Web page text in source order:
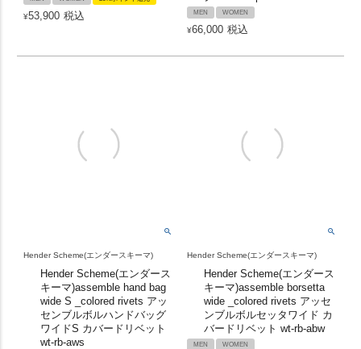
¥53,900 税込 MEN WOMEN
¥66,000 税込
Hender Scheme(エンダースキーマ)
Hender Scheme(エンダース
キーマ)assemble hand bag
wide S _colored rivets アッ
センブルボルハンドバッグ
ワイドS カバードリベット
wt-rb-aws
Hender Scheme(エンダースキーマ)
Hender Scheme(エンダース
キーマ)assemble borsetta
wide _colored rivets アッセ
ンブルボルセッタワイド カ
バードリベット wt-rb-abw
MEN WOMEN